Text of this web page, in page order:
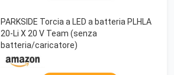
PARKSIDE Torcia a LED a batteria PLHLA
20-Li X 20 V Team (senza
batteria/caricatore)